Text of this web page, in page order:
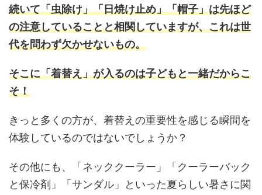
続いて「虫除け」「日焼け止め」「帽子」は先ほど
の注意していることと相関していますが、これは世
代を問わず欠かせないもの。
そこに「着替え」が入るのは子どもと一緒だからこ
そ！
きっと多くの方が、着替えの重要性を感じる瞬間を
体験しているのではないでしょうか？
その他にも、「ネッククーラー」「クーラーバック
と保冷剤」「サンダル」といった夏らしい暑さに関